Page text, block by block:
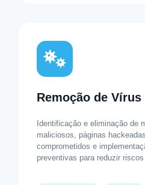
Remoção de Vírus
Identificação e eliminação de
maliciosos, páginas
comprometidos e
preventivas para reduzir